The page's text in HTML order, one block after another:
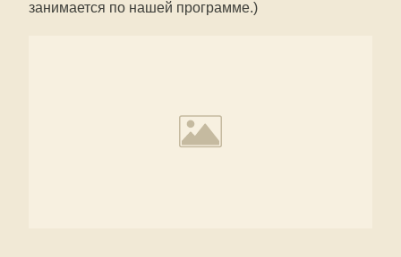
занимается по нашей программе.)